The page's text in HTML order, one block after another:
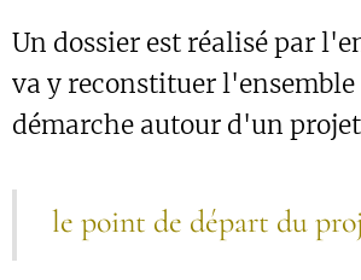
Un dossier est réalisé par
va y reconstituer l'ensemble
démarche autour d'un projet
le point de départ du